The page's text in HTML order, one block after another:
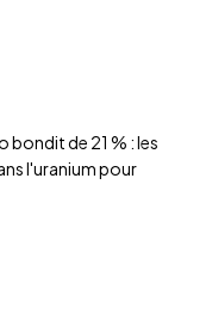
bondit de 21 % : les
l'uranium pour